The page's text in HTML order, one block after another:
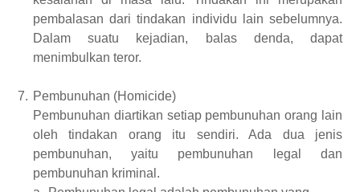
pembalasan dari tindakan individu lain sebelumnya.
Dalam suatu kejadian, balas denda, dapat
menimbulkan teror.
7. Pembunuhan (Homicide)
Pembunuhan diartikan setiap pembunuhan orang lain
oleh tindakan orang itu sendiri. Ada dua jenis
pembunuhan, yaitu pembunuhan legal dan
pembunuhan kriminal.